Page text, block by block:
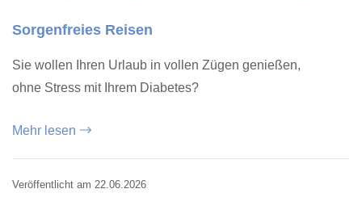
Sorgenfreies Reisen
Sie wollen Ihren Urlaub in vollen Zügen genießen,
ohne Stress mit Ihrem Diabetes?
Mehr lesen
Veröffentlicht am 22.06.2026